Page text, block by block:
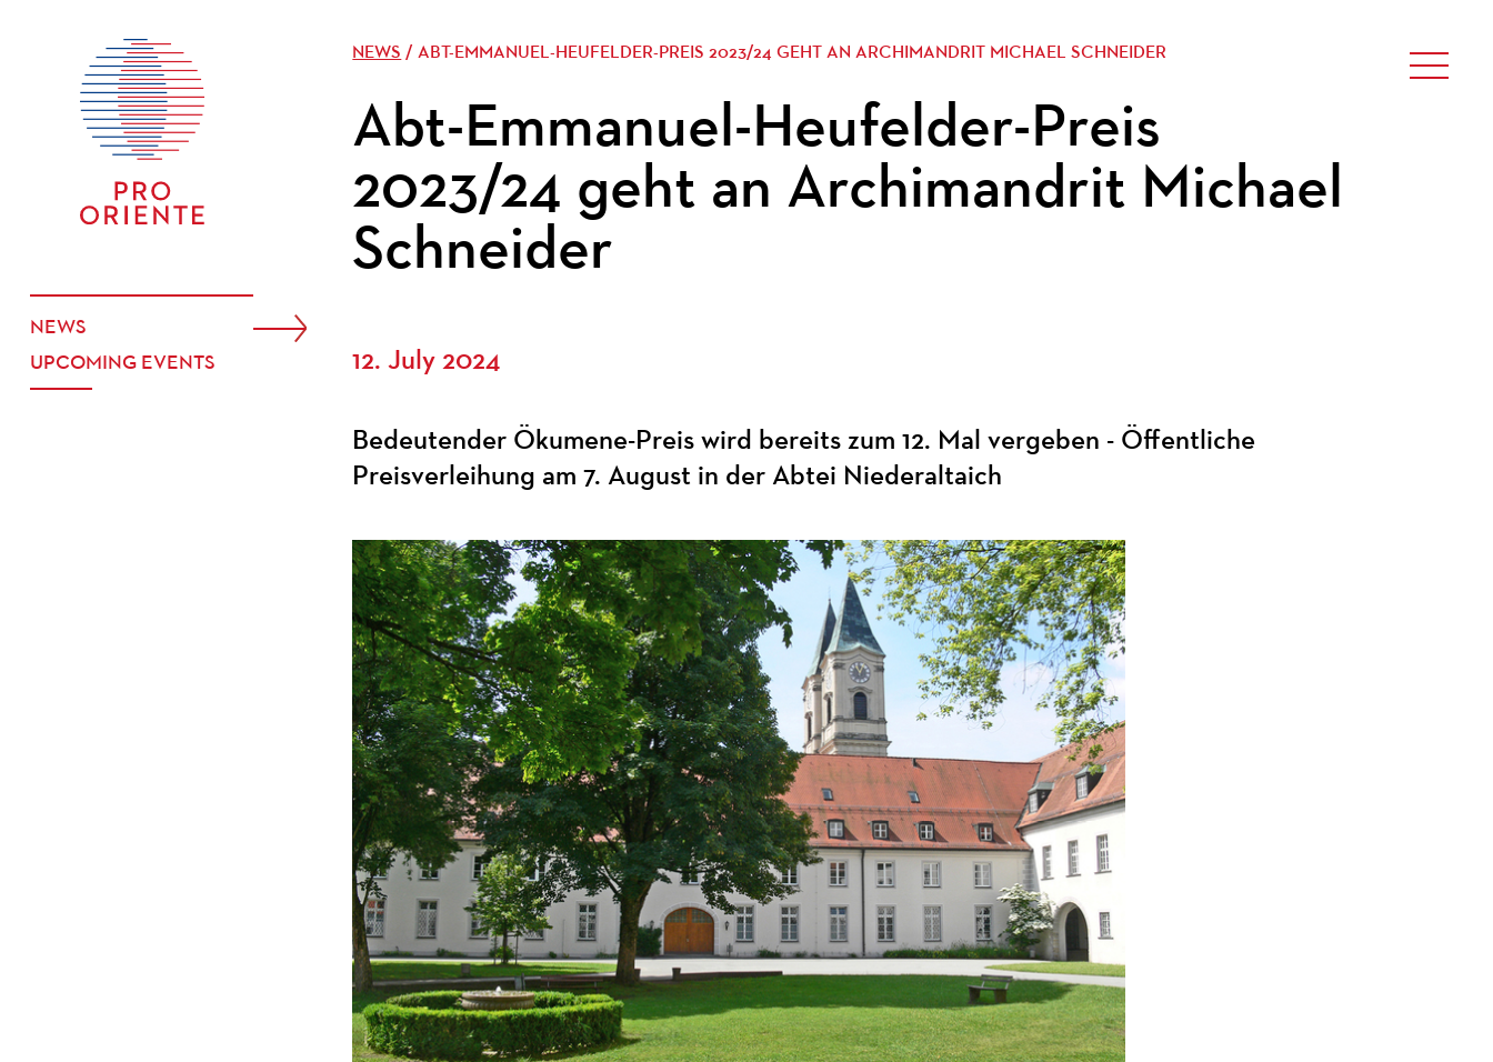
NEWS
UPCOMING EVENTS
NEWS / ABT-EMMANUEL-HEUFELDER-PREIS 2023/24 GEHT AN ARCHIMANDRIT MICHAEL SCHNEIDER
Abt-Emmanuel-Heufelder-Preis
2023/24 geht an Archimandrit Michael
Schneider
12. July 2024
Bedeutender Ökumene-Preis wird bereits zum 12. Mal vergeben - Öffentliche
Preisverleihung am 7. August in der Abtei Niederaltaich